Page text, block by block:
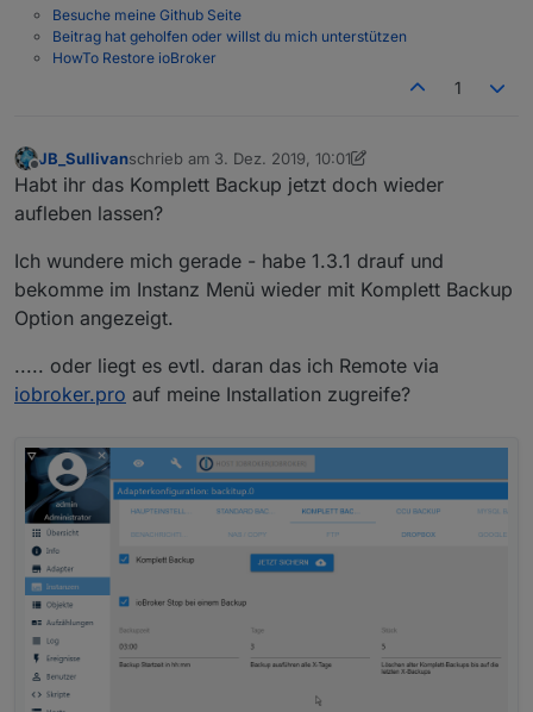
Ja, die alten Objekte scheinen weg zu sein.
Besuche meine Github Seite
Beitrag hat geholfen oder willst du mich unterstützen
HowTo Restore ioBroker
1
Offline
JB_Sullivanschrieb am 3. Dez. 2019, 10:01
zuletzt editiert von JB_Sullivan12. März 2019, 11:01
Habt ihr das Komplett Backup jetzt doch wieder
aufleben lassen?
Ich wundere mich gerade - habe 1.3.1 drauf und
bekomme im Instanz Menü wieder mit Komplett Backup
Option angezeigt.
..... oder liegt es evtl. daran das ich Remote via
iobroker.pro auf meine Installation zugreife?